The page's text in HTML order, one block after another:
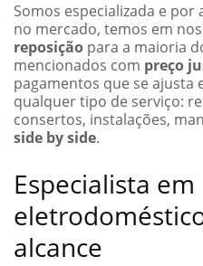
Somos especializada e
no mercado, temos em
reposição para a maioria
mencionados com preço
pagamentos que se ajusta
qualquer tipo de serviço:
consertos, instalações,
side by side.
Especialista em
alcance